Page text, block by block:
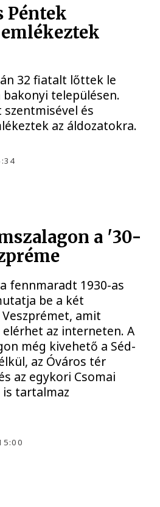
Péntek
32 fiatalt lőttek le
településen.
és
az áldozatokra.
a '30-
fennmaradt 1930-as
be a két
amit
az interneten. A
még kivehető a Séd-
az Óváros tér
az egykori Csomai
tartalmaz